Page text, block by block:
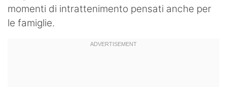
momenti di intrattenimento pensati anche per
le famiglie.